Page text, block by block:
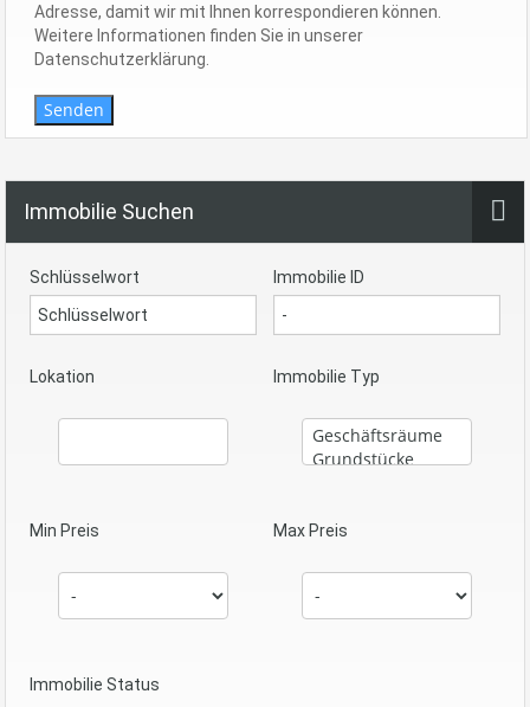
Adresse, damit wir mit Ihnen korrespondieren können.
Weitere Informationen finden Sie in unserer
Datenschutzerklärung.
Senden
Immobilie Suchen
Schlüsselwort Immobilie ID
Lokation Immobilie Typ
Min Preis Max Preis
Immobilie Status